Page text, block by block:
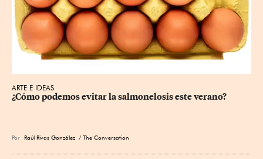
ARTE E IDEAS
¿Cómo podemos evitar la salmonelosis este verano?
Por Raúl Rivas González / The Conversation